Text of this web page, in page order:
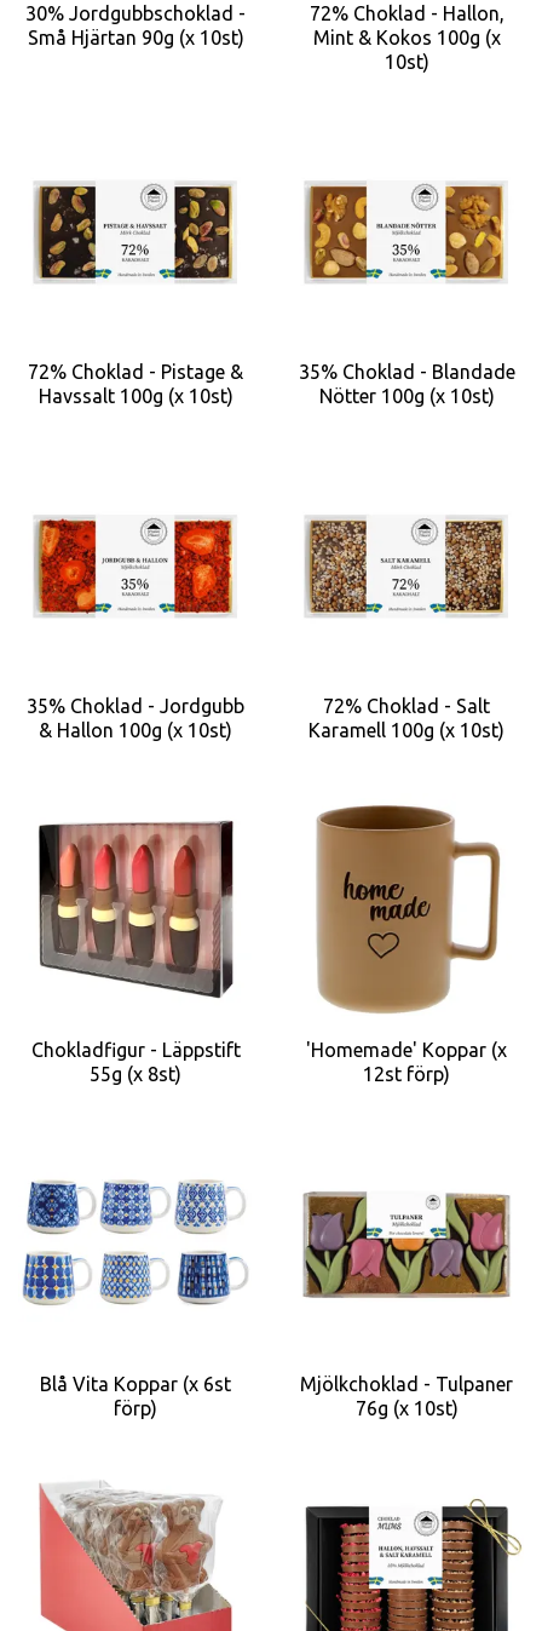
30% Jordgubbschoklad -
Små Hjärtan 90g (x 10st)
72% Choklad - Hallon,
Mint & Kokos 100g (x
10st)
72% Choklad - Pistage &
Havssalt 100g (x 10st)
35% Choklad - Blandade
Nötter 100g (x 10st)
35% Choklad - Jordgubb
& Hallon 100g (x 10st)
72% Choklad - Salt
Karamell 100g (x 10st)
Chokladfigur - Läppstift
55g (x 8st)
'Homemade' Koppar (x
12st förp)
Blå Vita Koppar (x 6st
förp)
Mjölkchoklad - Tulpaner
76g (x 10st)